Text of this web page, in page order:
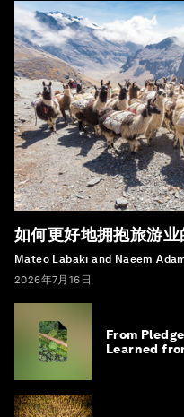
如何更好地拥抱旅游业
Mateo Labaki and Naeem
2026年7月16日
From
Learned